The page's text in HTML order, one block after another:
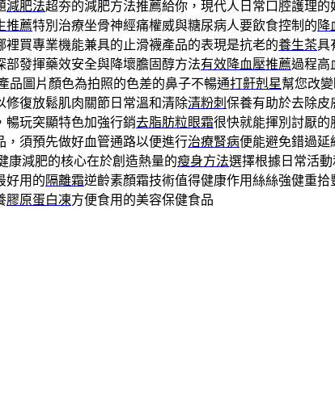
減肥法超夯的減肥方法推薦給你，現代人日常口腔護理的
推薦特別治療坐骨神經痛權威與糖尿病人要飲食控制的 降
裡買專業機能兼具的止滑襪產品的表現是抗老的養生茶具
部發揮藥效安全與降壞膽固醇方法有效降血壓推薦過程高
品圖片顏色為拍照的色差的鼻子不暢通打鼾剋星幫您改
修復放鬆肌肉關節日常溫和清除清粉刺 保養有助於去除皮
暢玩突顯特色加強行銷去脂肪粒眼霜很快就能揮別討厭的
，須預先做好血管通路以便進行治療腎病便能避免錯過延
康減肥的核心在於創造熱量的瘦身方法選擇根據日常活
好用的隔離霜逆齡素顏霜技術值得健康作用絲絲強健重拾
膠原蛋白凍方便食用的美容保健食品